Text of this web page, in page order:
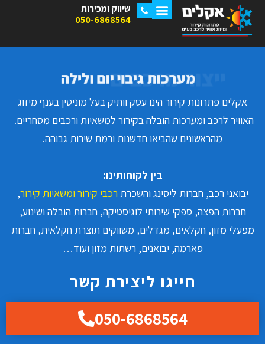
שיווק ומכירות
050-6868564
ייצור מרכבים
אקלים פתרונות קירור הינו עסק וותיק בעל מוניטין בענף מיזוג
האוויר לרכב ומערכות הובלה בקירור למשאיות ורכבים מסחריים.
מהראשונים שהביאו חדשנות ורמת שירות גבוהה.
בין לקוחותינו:
יבואני רכב, חברות ליסינג והשכרת רכבי קירור ומשאיות קירור,
חברות הפצה, ספקי שירותי לוגיסטיקה, חברות הובלה ושינוע,
מפעלי מזון, חקלאים, מגדלים, משווקים תוצרת חקלאית, חברות
פארמה, יבואנים, רשתות מזון ועוד…
חייגו ליצירת קשר
050-6868564